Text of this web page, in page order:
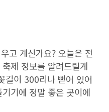
고 계신가요? 오늘은 전
제 정보를 알려드릴게
길이 300리나 뻗어 있어
기에 정말 좋은 곳이에